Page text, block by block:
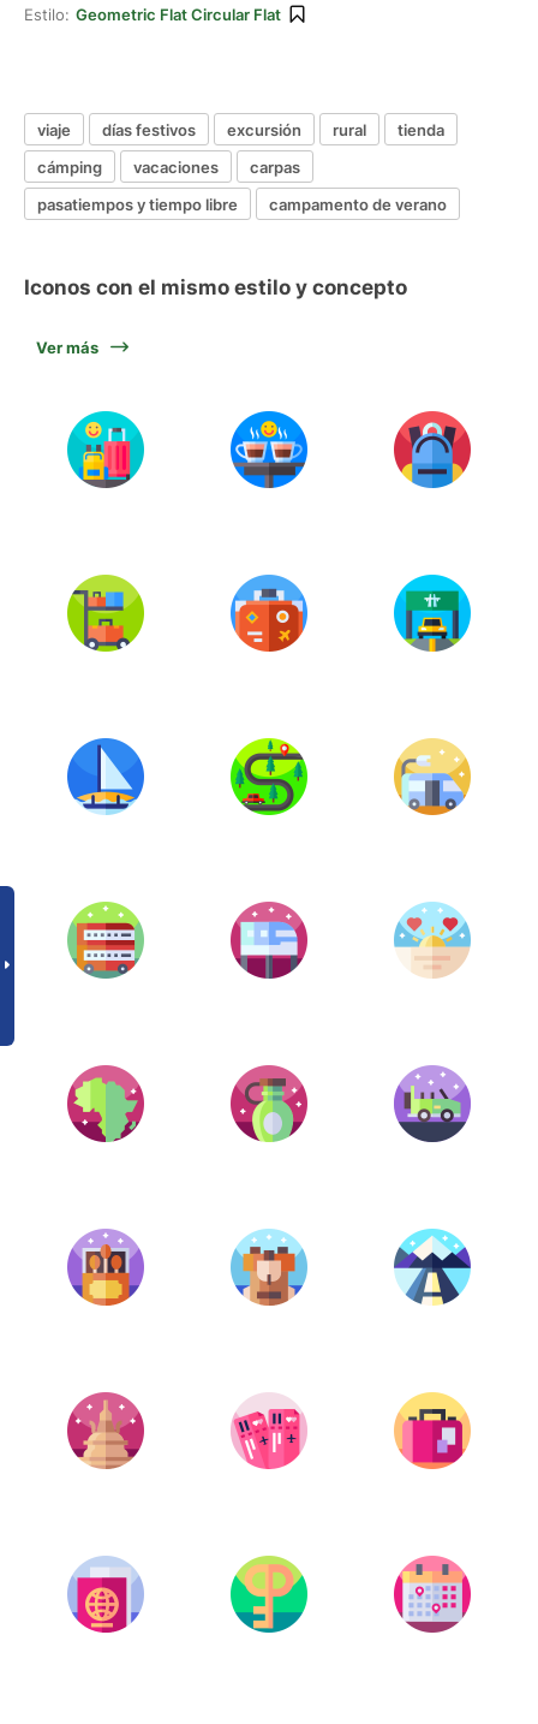
Estilo: Geometric Flat Circular Flat
viaje días festivos excursión rural
tienda
cámping
vacaciones
carpas
pasatiempos y tiempo libre
campamento de verano
Iconos con el mismo estilo y concepto
Ver más